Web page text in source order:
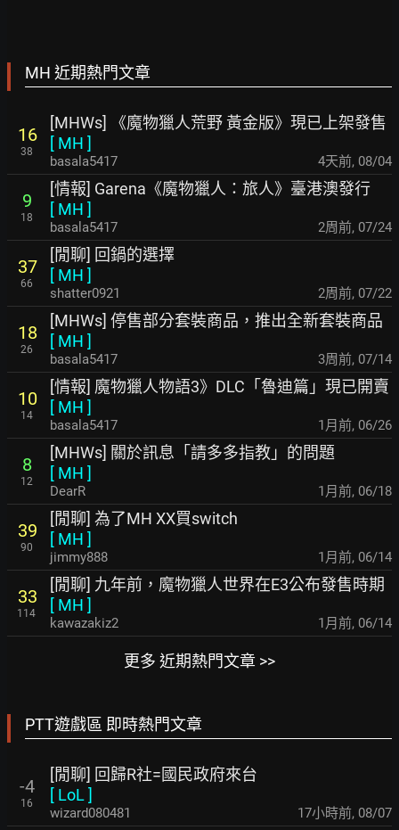
MH 近期熱門文章
16
38
[MHWs] 《魔物獵人荒野 黃金版》現已上架發售
[ MH ]
basala5417 4天前, 08/04
9
18
[情報] Garena《魔物獵人：旅人》臺港澳發行
[ MH ]
basala5417 2周前, 07/24
37
66
[閒聊] 回鍋的選擇
[ MH ]
shatter0921 2周前, 07/22
18
26
[MHWs] 停售部分套裝商品，推出全新套裝商品
[ MH ]
basala5417 3周前, 07/14
10
14
[情報] 魔物獵人物語3》DLC「魯迪篇」現已開賣
[ MH ]
basala5417 1月前, 06/26
8
12
[MHWs] 關於訊息「請多多指教」的問題
[ MH ]
DearR 1月前, 06/18
39
90
[閒聊] 為了MH XX買switch
[ MH ]
jimmy888 1月前, 06/14
33
114
[閒聊] 九年前，魔物獵人世界在E3公布發售時期
[ MH ]
kawazakiz2 1月前, 06/14
更多 近期熱門文章 >>
PTT遊戲區 即時熱門文章
-4
16
[閒聊] 回歸R社=國民政府來台
[ LoL ]
wizard080481 17小時前, 08/07